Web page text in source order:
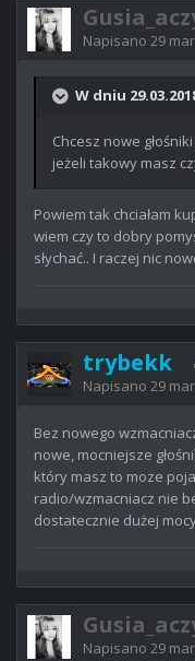
Napisano 29
W dniu
Chcesz nowe
jeżeli takowy masz
Powiem tak chciałam
wiem czy to dobry
słychać.. I raczej nic
trybekk
Napisano 29
Bez nowego
nowe, mocniejsze
który masz to moze
radio/wzmacniacz nie
dostatecznie dużej
Napisano 29